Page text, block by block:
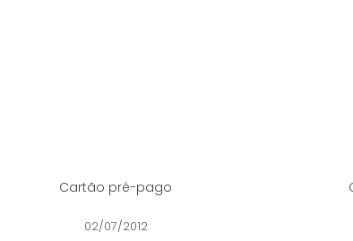
Cartão pré-pago
02/07/2012